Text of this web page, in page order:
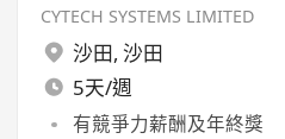
CYTECH SYSTEMS LIMITED
沙田, 沙田
5天/週
有競爭力薪酬及年終獎